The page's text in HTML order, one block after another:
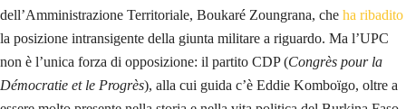
dell’Amministrazione Territoriale, Boukaré Zoungrana, che ha ribadito
la posizione intransigente della giunta militare a riguardo. Ma l’UPC
non è l’unica forza di opposizione: il partito CDP (Congrès pour la
Démocratie et le Progrès), alla cui guida c’è Eddie Komboïgo, oltre a